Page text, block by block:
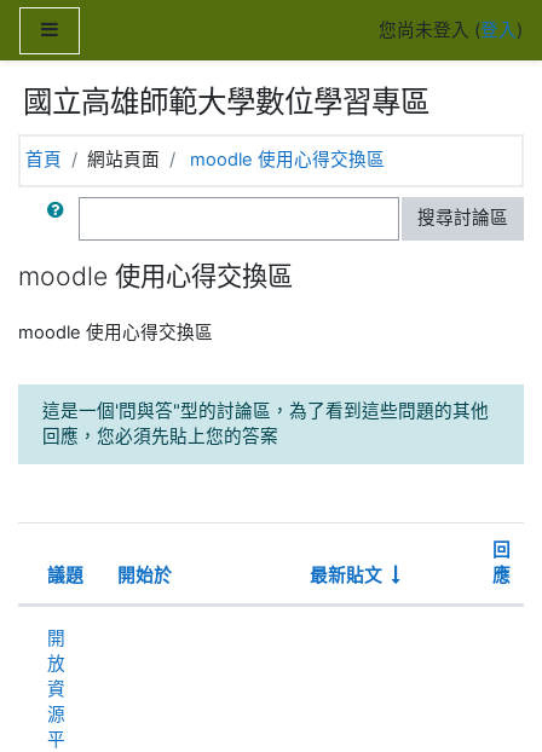
跳至主內容
您尚未登入 (登入)
國立高雄師範大學數位學習專區
首頁 網站頁面 moodle 使用心得交換區
搜尋 搜尋討論區
moodle 使用心得交換區
moodle 使用心得交換區
這是一個'問與答"型的討論區，為了看到這些問題的其他
回應，您必須先貼上您的答案
List of discussions. Showing 3 of 3
狀態
議題 開始於 最新貼文
回
應
開
放
資
源
平